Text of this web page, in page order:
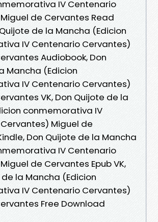
IV Centenario
de Cervantes Read
de la Mancha (Edicion
IV Centenario Cervantes)
Audiobook, Don
Mancha (Edicion
IV Centenario Cervantes)
VK, Don Quijote de la
conmemorativa IV
Miguel de
Don Quijote de la Mancha
IV Centenario
de Cervantes Epub VK,
la Mancha (Edicion
IV Centenario Cervantes)
Free Download